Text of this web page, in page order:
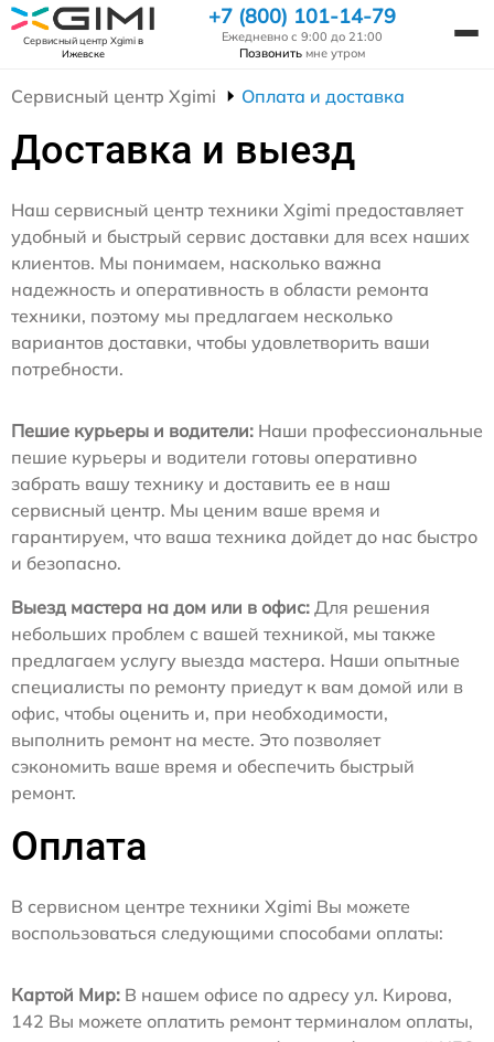
Сервисный центр Xgimiв
Ижевске
+7 (800) 101-14-79
Ежедневно с 9:00 до 21:00
Позвонить мне утром
Сервисный центр Xgimi Оплата и доставка
Доставка и выезд
Наш сервисный центр техники Xgimi предоставляет
удобный и быстрый сервис доставки для всех наших
клиентов. Мы понимаем, насколько важна
надежность и оперативность в области ремонта
техники, поэтому мы предлагаем несколько
вариантов доставки, чтобы удовлетворить ваши
потребности.
Пешие курьеры и водители: Наши профессиональные
пешие курьеры и водители готовы оперативно
забрать вашу технику и доставить ее в наш
сервисный центр. Мы ценим ваше время и
гарантируем, что ваша техника дойдет до нас быстро
и безопасно.
Выезд мастера на дом или в офис: Для решения
небольших проблем с вашей техникой, мы также
предлагаем услугу выезда мастера. Наши опытные
специалисты по ремонту приедут к вам домой или в
офис, чтобы оценить и, при необходимости,
выполнить ремонт на месте. Это позволяет
сэкономить ваше время и обеспечить быстрый
ремонт.
Оплата
В сервисном центре техники Xgimi Вы можете
воспользоваться следующими способами оплаты:
Картой Мир: В нашем офисе по адресу ул. Кирова,
142 Вы можете оплатить ремонт терминалом оплаты,